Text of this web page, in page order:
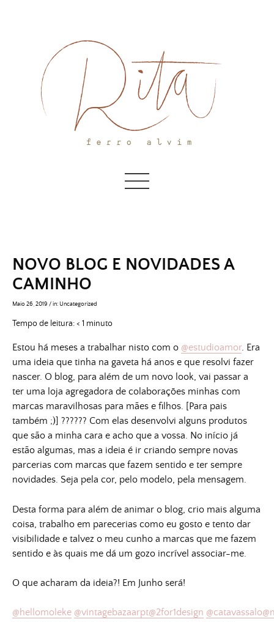
NOVO BLOG E NOVIDADES A
CAMINHO
Maio 26, 2019 /in: Uncategorized
Tempo de leitura:< 1 minuto
Estou há meses a trabalhar nisto com o @estudioamor. Era
uma ideia que tinha na gaveta há anos e que resolvi fazer
nascer. O blog, para além de um novo look, vai passar a
ter uma loja agregadora de colaborações minhas com
marcas maravilhosas para mães e filhos. [Para pais
também ;)] ?????? Com elas desenvolvi alguns produtos
que são a minha cara e acho que a vossa. No início já
estão algumas, mas a ideia é ir criando sempre novas
parcerias com marcas que fazem sentido e ter sempre
novidades. Seja pela cor, pelo modelo, pela mensagem.
Desta forma para além de animar o blog, crio mais alguma
coisa, trabalho em parecerias como eu gosto e tento dar
visibilidade e talvez o meu cunho a marcas que me fazem
sentido e às quais me dá um gozo incrível associar-me.
O que acharam da ideia?! Em Junho será!
@hellomoleke @vintagebazaarpt@2for1design @catavassalo